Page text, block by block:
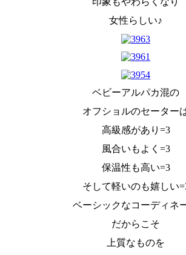
女性らしい♪
ベビーアルパカ混の
オフショルのセーター
高級感があり=3
風合いもよく=3
保温性も高い=3
そして軽いのも嬉しい
ベーシックなコーディネ
だからこそ
上質なものを